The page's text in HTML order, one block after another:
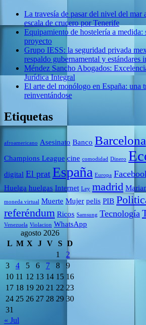
La travesía de pasar del nivel del mar
escala de crucero por Tenerife
Equipamiento de hostelería a medida:
proyecto
Grupo IESS: la seguridad privada
respaldo gubernamental y estándares
Méndez Sancho Abogados:
Jurídica Integral
El arte del monólogo en España: una
reinventándose
Etiquetas
afroamericano Asesinato Banco Barcelona
Champions League cine comodidad Dinero
digital El prat España Europa
Huelga huelgas Internet Ley madrid
moneda virtual Muerte Mujer pelis PIB
referéndum Ricos Samsung Tecnología
Venezuela Violacion WhatsApp
agosto 2026
L M X J V S D
1
2
3
4 5 6 7 8
9
10 11 12 13 14 15 16
17 18 19 20 21 22 23
24 25 26 27 28 29 30
31
« Jul